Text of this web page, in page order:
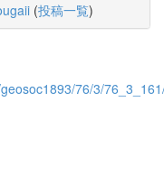
(投稿一覧)
76/3/